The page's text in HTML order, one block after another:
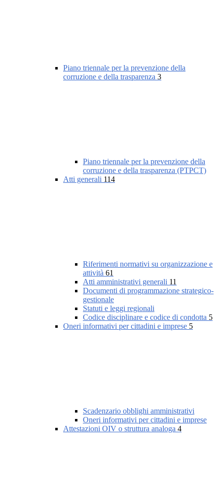
Piano triennale per la prevenzione della
corruzione e della trasparenza 3
Piano triennale per la prevenzione della
corruzione e della trasparenza (PTPCT)
Atti generali 114
Riferimenti normativi su organizzazione e
attività 61
Atti amministrativi generali 11
Documenti di programmazione strategico-
gestionale
Statuti e leggi regionali
Codice disciplinare e codice di condotta 5
Oneri informativi per cittadini e imprese 5
Scadenzario obblighi amministrativi
Oneri informativi per cittadini e imprese
Attestazioni OIV o struttura analoga 4